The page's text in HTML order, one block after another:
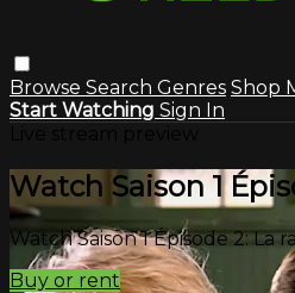
Browse Search Genres Shop
Start Watching Sign In
Watch Saison 1
Watch Saison 1 Épisode 2:
Buy or rent